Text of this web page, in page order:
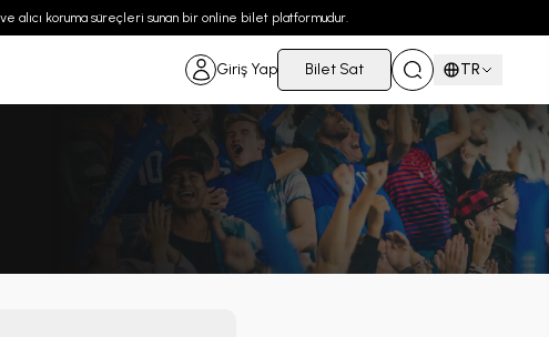
alıcı koruma süreçleri sunan bir online bilet platformudur.
Giriş Yap Bilet Sat TR